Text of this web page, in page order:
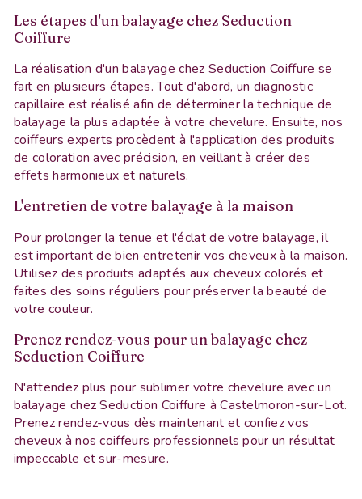
Les étapes d'un balayage chez Seduction
Coiffure
La réalisation d'un balayage chez Seduction Coiffure se
fait en plusieurs étapes. Tout d'abord, un diagnostic
capillaire est réalisé afin de déterminer la technique de
balayage la plus adaptée à votre chevelure. Ensuite, nos
coiffeurs experts procèdent à l'application des produits
de coloration avec précision, en veillant à créer des
effets harmonieux et naturels.
L'entretien de votre balayage à la maison
Pour prolonger la tenue et l'éclat de votre balayage, il
est important de bien entretenir vos cheveux à la maison.
Utilisez des produits adaptés aux cheveux colorés et
faites des soins réguliers pour préserver la beauté de
votre couleur.
Prenez rendez-vous pour un balayage chez
Seduction Coiffure
N'attendez plus pour sublimer votre chevelure avec un
balayage chez Seduction Coiffure à Castelmoron-sur-Lot.
Prenez rendez-vous dès maintenant et confiez vos
cheveux à nos coiffeurs professionnels pour un résultat
impeccable et sur-mesure.